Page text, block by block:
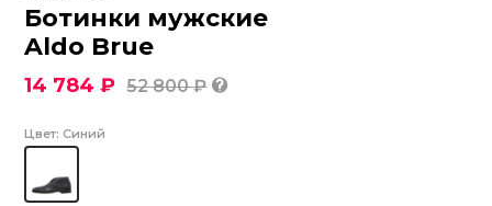
Ботинки мужские
Aldo Brue
14 784 ₽ 52 800 ₽
Цвет: Синий